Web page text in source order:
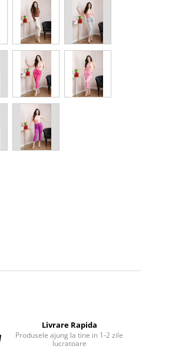
Livrare Rapida
Produsele ajung la tine in 1-2 zile
lucratoare